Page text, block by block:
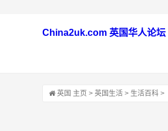
China2uk.com 英国华人论坛
英国 主页 > 英国生活 > 生活百科 >